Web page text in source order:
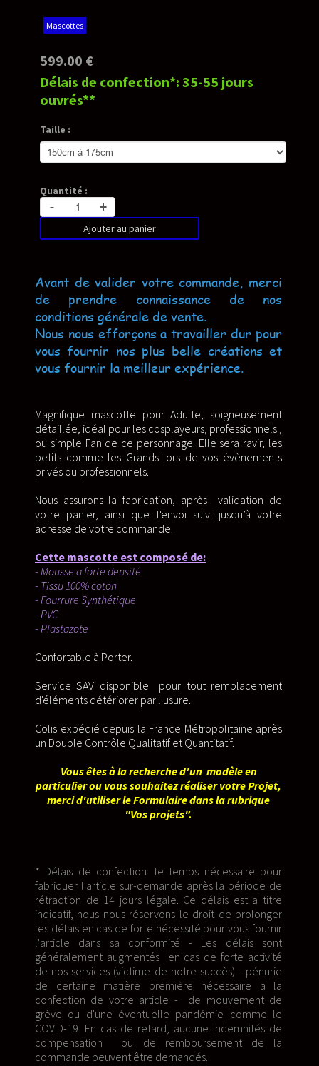
Mascottes
599.00 €
Délais de confection*: 35-55 jours
ouvrés**
Taille :
Quantité :
- +
Ajouter au panier
Avant de valider votre commande, merci
de prendre connaissance de nos
conditions générale de vente.
Nous nous efforçons a travailler dur pour
vous fournir nos plus belle créations et
vous fournir la meilleur expérience.
Magnifique mascotte pour Adulte, soigneusement
détaillée, idéal pour les cosplayeurs, professionnels ,
ou simple Fan de ce personnage. Elle sera ravir, les
petits comme les Grands lors de vos évènements
privés ou professionnels.
Nous assurons la fabrication, après validation de
votre panier, ainsi que l'envoi suivi jusqu’à votre
adresse de votre commande.
Cette mascotte est composé de:
- Mousse a forte densité
- Tissu 100% coton
- Fourrure Synthétique
- PVC
- Plastazote
Confortable à Porter.
Service SAV disponible pour tout remplacement
d'éléments détériorer par l'usure.
Colis expédié depuis la France Métropolitaine après
un Double Contrôle Qualitatif et Quantitatif.
Vous êtes à la recherche d'un modèle en
particulier ou vous souhaitez réaliser votre Projet,
merci d'utiliser le Formulaire dans la rubrique
"Vos projets".
* Délais de confection: le temps nécessaire pour
fabriquer l'article sur-demande après la période de
rétraction de 14 jours légale. Ce délais est a titre
indicatif, nous nous réservons le droit de prolonger
les délais en cas de forte nécessité pour vous fournir
l'article dans sa conformité - Les délais sont
généralement augmentés en cas de forte activité
de nos services (victime de notre succès) - pénurie
de certaine matière première nécessaire a la
confection de votre article - de mouvement de
grève ou d'une éventuelle pandémie comme le
COVID-19. En cas de retard, aucune indemnités de
compensation ou de remboursement de la
commande peuvent être demandés.